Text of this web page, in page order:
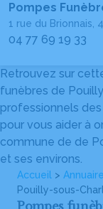
Pompes
1 rue du Brionnais,
04 77 69 19 33
Retrouvez sur
funèbres de
professionnels
pour vous aider à
commune de de
et ses environs.
Accueil >
Pouilly-sous-
Pompes